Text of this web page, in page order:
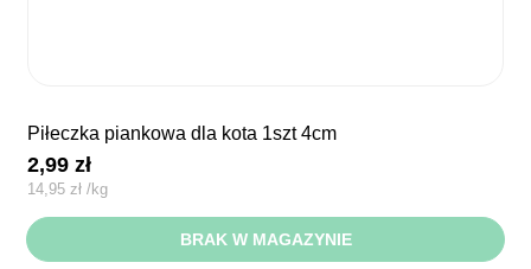
piłeczka piankowa dla kota 1szt 4cm
2,99zł
14,95zł /kg
BRAK W MAGAZYNIE